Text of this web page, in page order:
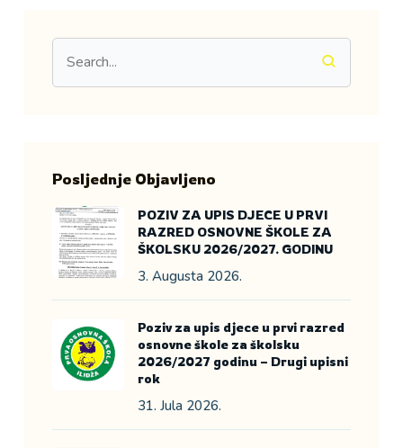
Posljednje Objavljeno
POZIV ZA UPIS DJECE U PRVI
RAZRED OSNOVNE ŠKOLE ZA
ŠKOLSKU 2026/2027. GODINU
3. Augusta 2026.
Poziv za upis djece u prvi razred
osnovne škole za školsku
2026/2027 godinu – Drugi upisni
rok
31. Jula 2026.